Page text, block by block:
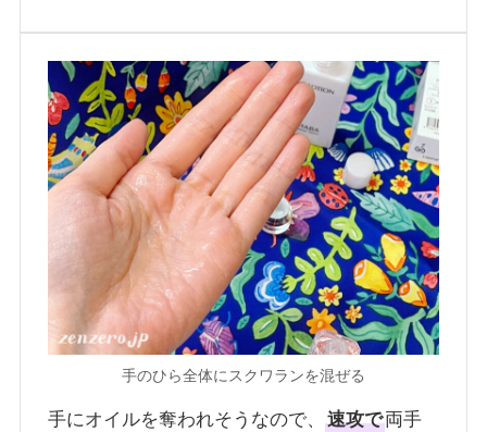
手のひら全体にスクワランを混ぜる
手にオイルを奪われそうなので、速攻で両手